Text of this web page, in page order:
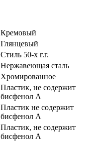
Кремовый
Глянцевый
Стиль 50-х г.г.
Нержавеющая сталь
Хромированное
Пластик, не содержит
бисфенол А
Пластик не содержит
бисфенол А
Пластик, не содержит
бисфенол А